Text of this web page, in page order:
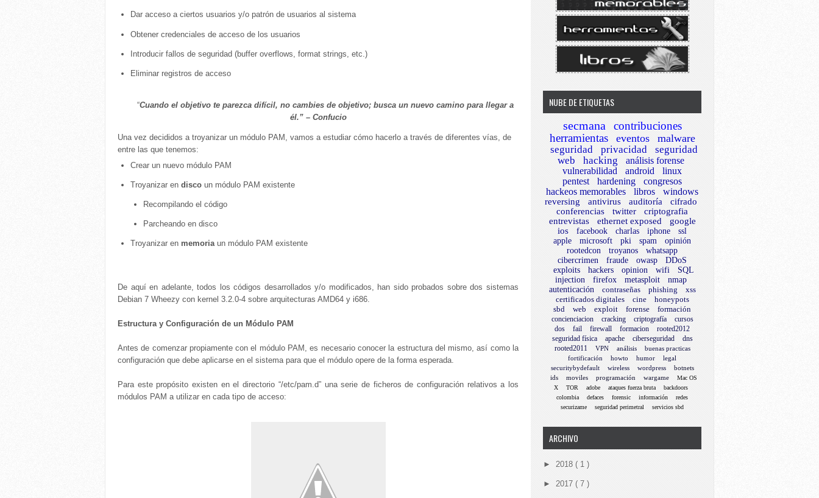
Dar acceso a ciertos usuarios y/o patrón de usuarios al sistema
Obtener credenciales de acceso de los usuarios
Introducir fallos de seguridad (buffer overflows, format strings, etc.)
Eliminar registros de acceso
“Cuando el objetivo te parezca difícil, no cambies de objetivo; busca un nuevo camino para llegar a
él.” – Confucio
Una vez decididos a troyanizar un módulo PAM, vamos a estudiar cómo hacerlo a través de diferentes vías, de
entre las que tenemos:
Crear un nuevo módulo PAM
Troyanizar en discoun módulo PAM existente
Recompilando el código
Parcheando en disco
Troyanizar en memoriaun módulo PAM existente
De aquí en adelante, todos los códigos desarrollados y/o modificados, han sido probados sobre dos sistemas
Debian 7 Wheezy con kernel 3.2.0-4 sobre arquitecturas AMD64 y i686.
Estructura y Configuración de un Módulo PAM
Antes de comenzar propiamente con el módulo PAM, es necesario conocer la estructura del mismo, así como la
configuración que debe aplicarse en el sistema para que el módulo opere de la forma esperada.
Para este propósito existen en el directorio “/etc/pam.d” una serie de ficheros de configuración relativos a los
módulos PAM a utilizar en cada tipo de acceso:
NUBE DE ETIQUETAS
secmana
contribuciones
herramientas
eventos malware
seguridad privacidad
seguridad
web
hacking
análisis forense
vulnerabilidad
android
linux
pentest
hardening
congresos
hackeos memorables
libros windows
reversing antivirus auditoría
cifrado
conferencias
twitter
criptografia
entrevistas
ethernet exposed
google
ios
facebook charlas iphone
ssl
apple
microsoft pki spam
opinión
rootedcon
troyanos
whatsapp
cibercrimen
fraude owasp
DDoS
exploits
hackers opinion wifi
SQL
injection
firefox metasploit
nmap
autenticación
contraseñas phishing
xss
certificados digitales
cine
honeypots
sbd
web exploit forense formación
concienciacion cracking criptografía
cursos
dos
fail firewall formacion
rooted2012
seguridad física
apache ciberseguridad
dns
rooted2011
VPN análisis
buenas practicas
fortificación
howto humor
legal
securitybydefault
wireless wordpress
botnets
ids
moviles programación wargame
Mac OS
X
TOR adobe ataques fuerza bruta
backdoors
colombia
defaces forensic información
redes
securizame
seguridad perimetral servicios sbd
ARCHIVO
► 2018 ( 1 )
► 2017 ( 7 )